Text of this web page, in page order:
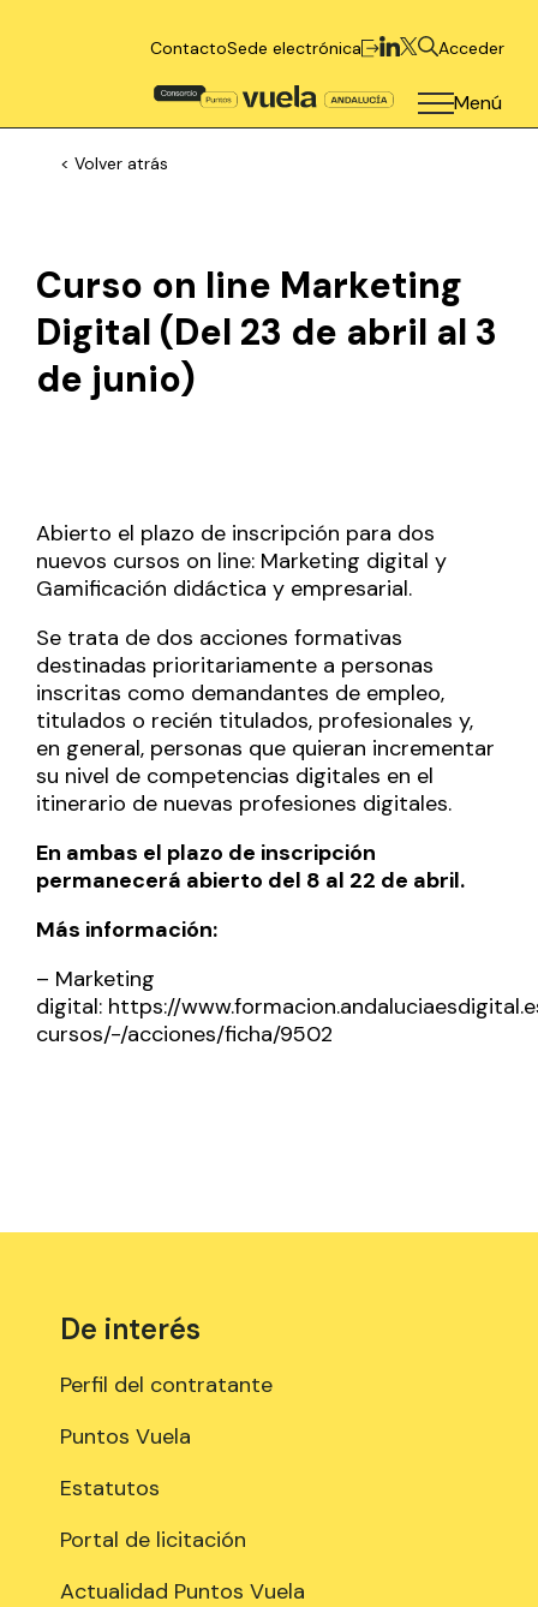
ContactoSede electrónica Acceder
Menú
< Volver atrás
Curso on line Marketing
Digital (Del 23 de abril al 3
de junio)
Abierto el plazo de inscripción para dos
nuevos cursos on line: Marketing digital y
Gamificación didáctica y empresarial.
Se trata de dos acciones formativas
destinadas prioritariamente a personas
inscritas como demandantes de empleo,
titulados o recién titulados, profesionales y,
en general, personas que quieran incrementar
su nivel de competencias digitales en el
itinerario de nuevas profesiones digitales.
En ambas el plazo de inscripción
permanecerá abierto del 8 al 22 de abril.
Más información:
– Marketing
digital: https://
cursos/-/acciones/ficha/9502
De interés
Perfil del contratante
Puntos Vuela
Estatutos
Portal de licitación
Actualidad Puntos Vuela